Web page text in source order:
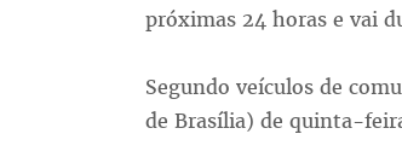
próximas 24 horas e vai
Segundo veículos de
de Brasília) de quinta-